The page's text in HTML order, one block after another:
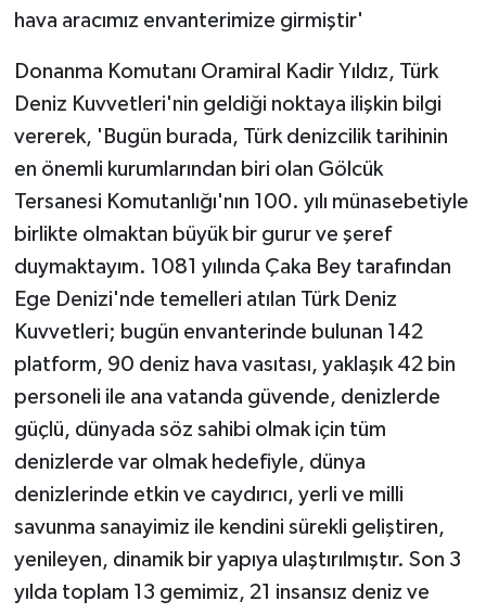
hava aracımız envanterimize girmiştir'
Donanma Komutanı Oramiral Kadir Yıldız, Türk
Deniz Kuvvetleri'nin geldiği noktaya ilişkin bilgi
vererek, 'Bugün burada, Türk denizcilik tarihinin
en önemli kurumlarından biri olan Gölcük
Tersanesi Komutanlığı'nın 100. yılı münasebetiyle
birlikte olmaktan büyük bir gurur ve şeref
duymaktayım. 1081 yılında Çaka Bey tarafından
Ege Denizi'nde temelleri atılan Türk Deniz
Kuvvetleri; bugün envanterinde bulunan 142
platform, 90 deniz hava vasıtası, yaklaşık 42 bin
personeli ile ana vatanda güvende, denizlerde
güçlü, dünyada söz sahibi olmak için tüm
denizlerde var olmak hedefiyle, dünya
denizlerinde etkin ve caydırıcı, yerli ve milli
savunma sanayimiz ile kendini sürekli geliştiren,
yenileyen, dinamik bir yapıya ulaştırılmıştır. Son 3
yılda toplam 13 gemimiz, 21 insansız deniz ve